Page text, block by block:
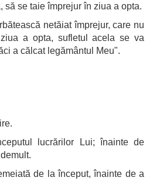
să se taie împrejur în ziua a opta.
netăiat împrejur, care nu
a opta, sufletul acela se va
a călcat legământul Meu".
lucrărilor Lui; înainte de
de la început, înainte de a